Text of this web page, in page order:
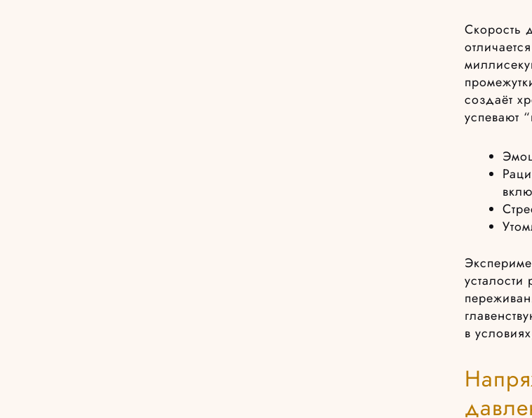
Скорость
создаёт
успевают
в